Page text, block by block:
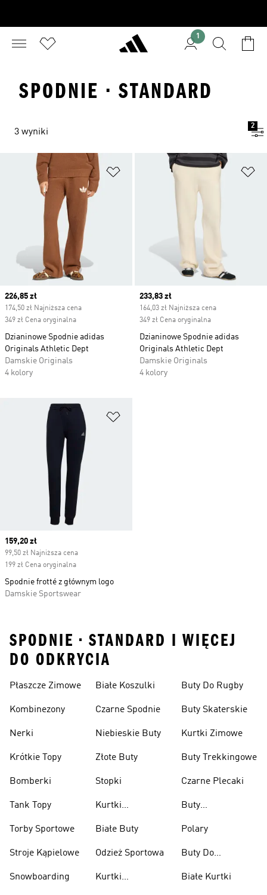
1
SPODNIE · STANDARD
3 wyniki
2
Dodaj do listy życzeń
Current price
226,85 zł
174,50 zł Najniższa cena
349 zł Cena oryginalna
Dzianinowe Spodnie adidas
Originals Athletic Dept
Damskie Originals
4 kolory
Current price
233,83 zł
164,03 zł Najniższa cena
349 zł Cena oryginalna
Dzianinowe Spodnie adidas
Originals Athletic Dept
Damskie Originals
4 kolory
Current price
159,20 zł
99,50 zł Najniższa cena
199 zł Cena oryginalna
Spodnie frotté z głównym logo
Damskie Sportswear
SPODNIE • STANDARD I WIĘCEJ
DO ODKRYCIA
Płaszcze Zimowe
Kombinezony
Nerki
Krótkie Topy
Bomberki
Tank Topy
Torby Sportowe
Stroje Kąpielowe
Snowboarding
Białe Koszulki
Czarne Spodnie
Niebieskie Buty
Złote Buty
Stopki
Kurtki
Białe Buty
Odzież Sportowa
Kurtki
Buty Do Rugby
Buty Skaterskie
Kurtki Zimowe
Buty Trekkingowe
Czarne Plecaki
Buty
Polary
Buty Do
Ciężarów
Białe Kurtki